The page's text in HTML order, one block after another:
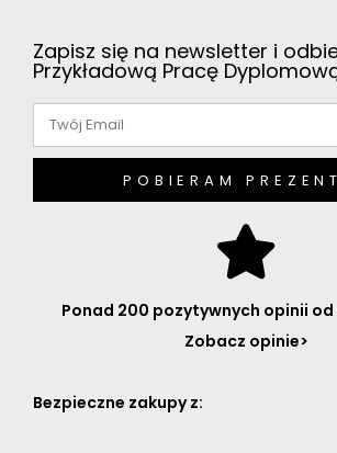
Zapisz się na newsletter i
Przykładową Pracę
POBIERAM
Ponad 200 pozytywnych opinii
Zobacz opinie>
Bezpieczne zakupy z: